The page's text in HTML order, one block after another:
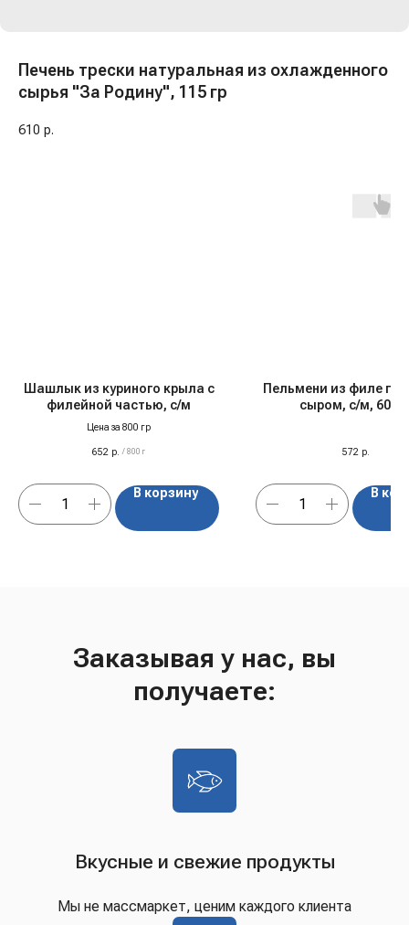
Печень трески натуральная из охлажденного
сырья "За Родину", 115 гр
610 р.
Шашлык из куриного крыла с
филейной частью, с/м
Цена за 800 гр
652 р. / 800 г
В корзину
Пельмени из филе
сыром, с/м, 600
572 р.
В
Заказывая у нас, вы
получаете:
Вкусные и свежие продукты
Мы не массмаркет, ценим каждого клиента